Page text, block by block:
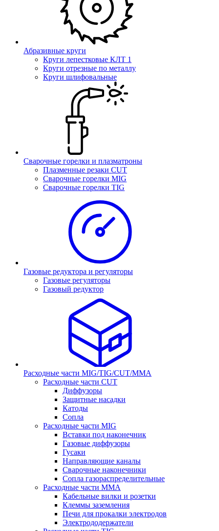
Абразивные круги
Круги лепестковые КЛТ 1
Круги отрезные по металлу
Круги шлифовальные
Сварочные горелки и плазматроны
Плазменные резаки CUT
Сварочные горелки MIG
Сварочные горелки TIG
Газовые редуктора и регуляторы
Газовые регуляторы
Газовый редуктор
Расходные части MIG/TIG/CUT/MMA
Расходные части CUT
Диффузоры
Защитные насадки
Катоды
Сопла
Расходные части MIG
Вставки под наконечник
Газовые диффузоры
Гусаки
Направляющие каналы
Сварочные наконечники
Сопла газораспределительные
Расходные части MMA
Кабельные вилки и розетки
Клеммы заземления
Печи для прокалки электродов
Электрододержатели